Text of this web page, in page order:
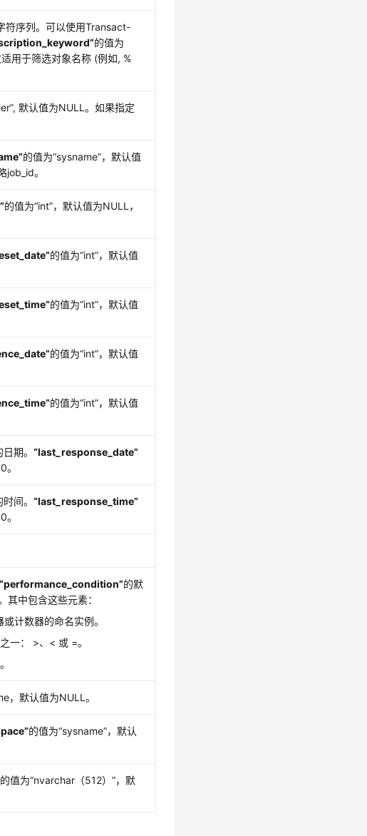
符序列。可以使用Transact-
的值为
用于筛选对象名称 (例如, %
, 默认值为NULL。如果指定
的值为“sysname”，默认值
。
的值为“int”，默认值为NULL，
的值为“int”，默认值
的值为“int”，默认值
的值为“int”，默认值
的值为“int”，默认值
日期。“last_response_date”
时间。“last_response_time”
“performance_condition”的默
其中包含这些元素：
计数器的命名实例。
一： >、< 或 =。
，默认值为NULL。
的值为“sysname”，默认
的值为“nvarchar（512）”，默